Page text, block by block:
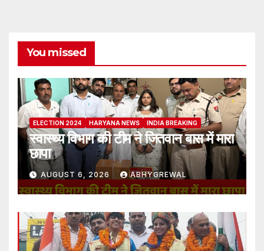
You missed
ELECTION 2024 HARYANA NEWS INDIA BREAKING
स्वास्थ्य विभाग की टीम ने जितवान बास में मारा
छापा
AUGUST 6, 2026 ABHYGREWAL